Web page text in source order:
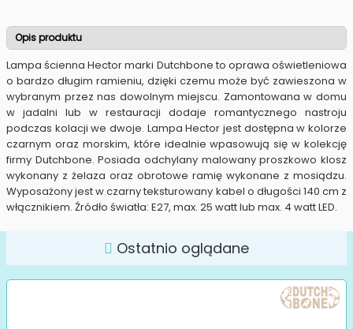
Opis produktu
Lampa ścienna Hector marki Dutchbone to oprawa oświetleniowa
o bardzo długim ramieniu, dzięki czemu może być zawieszona w
wybranym przez nas dowolnym miejscu. Zamontowana w domu
w jadalni lub w restauracji dodaje romantycznego nastroju
podczas kolacji we dwoje. Lampa Hector jest dostępna w kolorze
czarnym oraz morskim, które idealnie wpasowują się w kolekcję
firmy Dutchbone. Posiada odchylany malowany proszkowo klosz
wykonany z żelaza oraz obrotowe ramię wykonane z mosiądzu.
Wyposażony jest w czarny teksturowany kabel o długości 140 cm z
włącznikiem. Źródło światła: E27, max. 25 watt lub max. 4 watt LED.
Ostatnio oglądane